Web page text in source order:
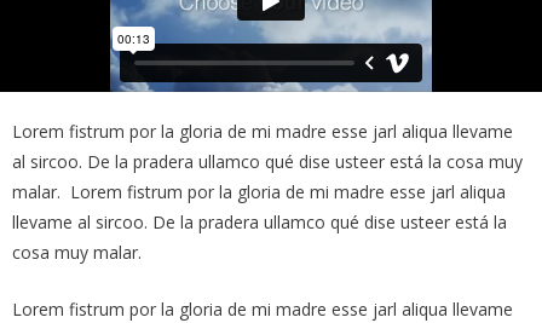
Lorem fistrum por la gloria de mi madre esse jarl aliqua llevame
al sircoo. De la pradera ullamco qué dise usteer está la cosa muy
malar. Lorem fistrum por la gloria de mi madre esse jarl aliqua
llevame al sircoo. De la pradera ullamco qué dise usteer está la
cosa muy malar.
Lorem fistrum por la gloria de mi madre esse jarl aliqua llevame